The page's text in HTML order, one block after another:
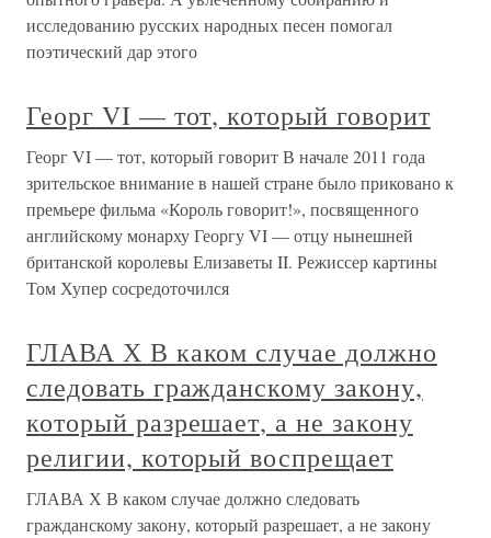
исследованию русских народных песен помогал
поэтический дар этого
Георг VI — тот, который говорит
Георг VI — тот, который говорит В начале 2011 года
зрительское внимание в нашей стране было приковано к
премьере фильма «Король говорит!», посвященного
английскому монарху Георгу VI — отцу нынешней
британской королевы Елизаветы II. Режиссер картины
Том Хупер сосредоточился
ГЛАВА Х В каком случае должно
следовать гражданскому закону,
который разрешает, а не закону
религии, который воспрещает
ГЛАВА Х В каком случае должно следовать
гражданскому закону, который разрешает, а не закону